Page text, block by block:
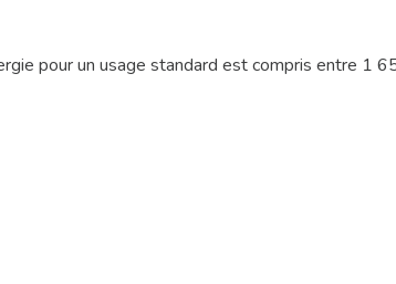
pour un usage standard est compris entre